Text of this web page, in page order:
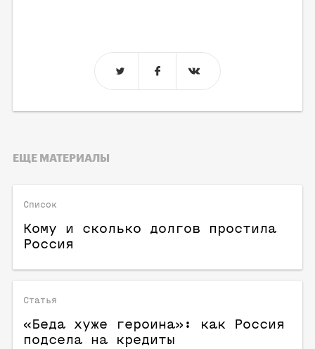
ЕЩЕ МАТЕРИАЛЫ
Список
Кому и сколько долгов простила
Россия
Статья
«Беда хуже героина»: как Россия
подсела на кредиты